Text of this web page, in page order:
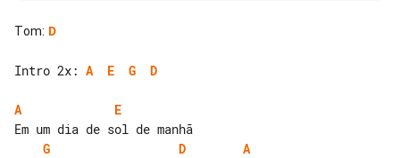
Tom: D
Intro 2x: A E G D
A
E
G
D
A